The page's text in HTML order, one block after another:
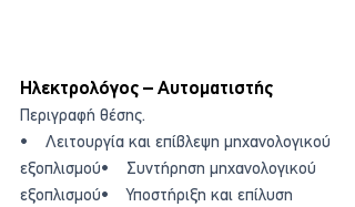
Ηλεκτρολόγος – Αυτοματιστής
Περιγραφή θέσης.
•    Λειτουργία και επίβλεψη μηχανολογικού
εξοπλισμού•    Συντήρηση μηχανολογικού
εξοπλισμού•    Υποστήριξη και επίλυση